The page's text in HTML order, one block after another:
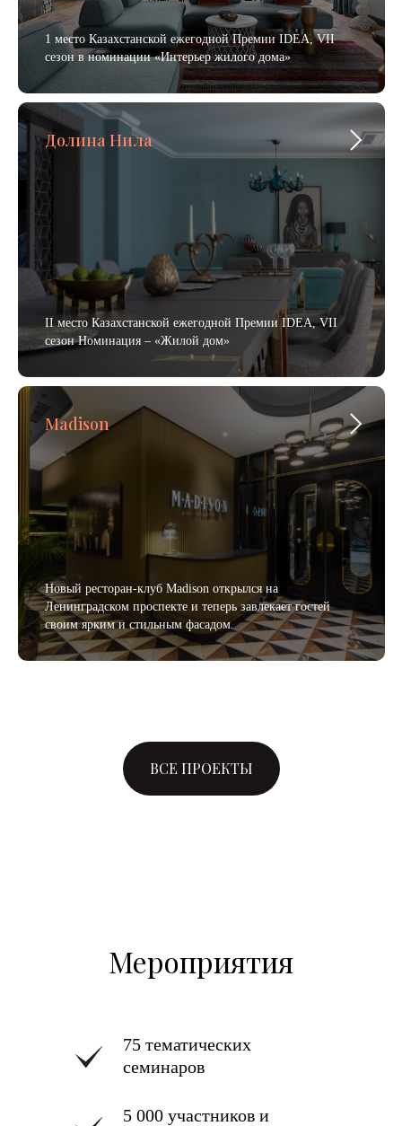
1 место Казахстанской ежегодной Премии IDEA, VII
сезон в номинации «Интерьер жилого дома»
Долина Нила
II место Казахстанской ежегодной Премии IDEA, VII
сезон Номинация – «Жилой дом»
Madison
Новый ресторан-клуб Madison открылся на
Ленинградском проспекте и теперь завлекает гостей
своим ярким и стильным фасадом
ВСЕ ПРОЕКТЫ
75 тематических
семинаров
5 000 участников и
Мероприятия